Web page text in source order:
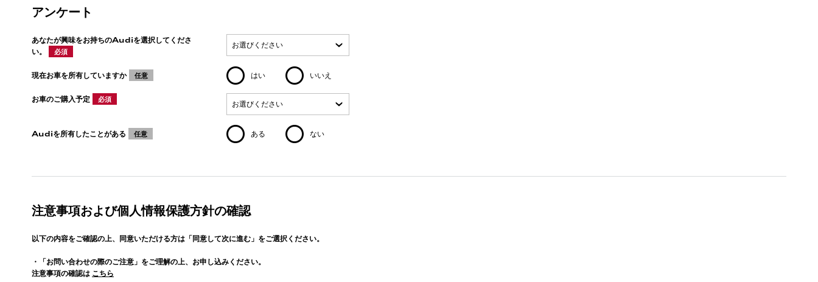
アンケート
あなたが興味をお持ちのAudiを選択してくださ
い。
必須
現在お車を所有していますか 任意 はい いいえ
お車のご購入予定 必須
Audiを所有したことがある 任意 ある ない
注意事項および個人情報保護方針の確認
以下の内容をご確認の上、同意いただける方は「同意して次に進む」をご選択ください。
・「お問い合わせの際のご注意」をご理解の上、お申し込みください。
注意事項の確認は こちら